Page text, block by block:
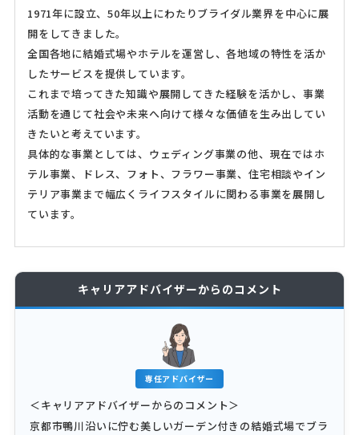
1971年に設立、50年以上にわたりブライダル業界を中心に展
開をしてきました。
全国各地に結婚式場やホテルを運営し、各地域の特性を活か
したサービスを提供しています。
これまで培ってきた知識や展開してきた経験を活かし、事業
活動を通じて社会や未来へ向けて様々な価値を生み出してい
きたいと考えています。
具体的な事業としては、ウェディング事業の他、現在ではホ
テル事業、ドレス、フォト、フラワー事業、住宅相談やイン
テリア事業まで幅広くライフスタイルに関わる事業を展開し
ています。
キャリアアドバイザーからのコメント
専任アドバイザー
＜キャリアアドバイザーからのコメント＞
京都市鴨川沿いに佇む美しいガーデン付きの結婚式場でブラ